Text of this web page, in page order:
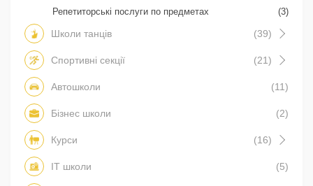
Репетиторські послуги по предметах
(3)
Школи танців (39)
Спортивні секції (21)
Автошколи (11)
Бізнес школи (2)
Курси (16)
IT школи (5)